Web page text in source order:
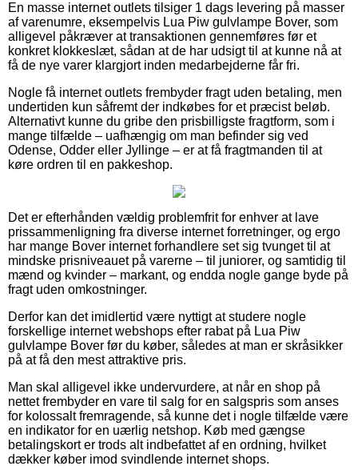
En masse internet outlets tilsiger 1 dags levering på masser
af varenumre, eksempelvis Lua Piw gulvlampe Bover, som
alligevel påkræver at transaktionen gennemføres før et
konkret klokkeslæt, sådan at de har udsigt til at kunne nå at
få de nye varer klargjort inden medarbejderne får fri.
Nogle få internet outlets frembyder fragt uden betaling, men
undertiden kun såfremt der indkøbes for et præcist beløb.
Alternativt kunne du gribe den prisbilligste fragtform, som i
mange tilfælde – uafhængig om man befinder sig ved
Odense, Odder eller Jyllinge – er at få fragtmanden til at
køre ordren til en pakkeshop.
Det er efterhånden vældig problemfrit for enhver at lave
prissammenligning fra diverse internet forretninger, og ergo
har mange Bover internet forhandlere set sig tvunget til at
mindske prisniveauet på varerne – til juniorer, og samtidig til
mænd og kvinder – markant, og endda nogle gange byde på
fragt uden omkostninger.
Derfor kan det imidlertid være nyttigt at studere nogle
forskellige internet webshops efter rabat på Lua Piw
gulvlampe Bover før du køber, således at man er skråsikker
på at få den mest attraktive pris.
Man skal alligevel ikke undervurdere, at når en shop på
nettet frembyder en vare til salg for en salgspris som anses
for kolossalt fremragende, så kunne det i nogle tilfælde være
en indikator for en uærlig netshop. Køb med gængse
betalingskort er trods alt indbefattet af en ordning, hvilket
dækker køber imod svindlende internet shops.